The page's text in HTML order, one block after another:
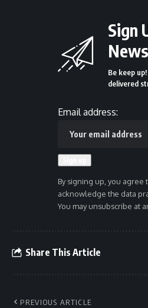
Sign
Be keep
delivered
Email address:
By signing up, you agree
acknowledge the data
You may unsubscribe at
Share This Article
PREVIOUS ARTICLE